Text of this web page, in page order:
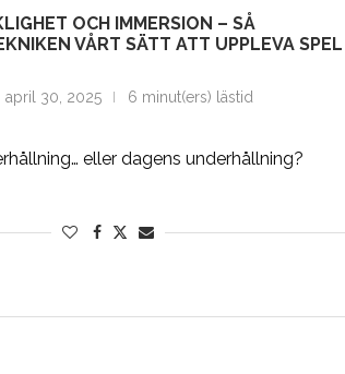
OCH IMMERSION – SÅ
VÅRT SÄTT ATT UPPLEVA SPEL
april 30, 2025 6 minut(ers) lästid
eller dagens underhållning?